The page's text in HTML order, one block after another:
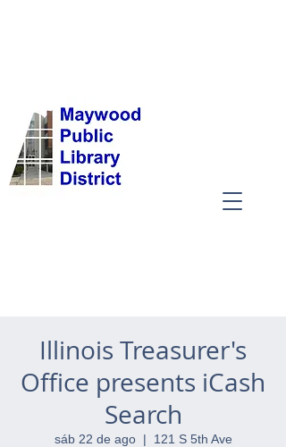
Illinois Treasurer's
Office presents iCash
Search
sáb 22 de ago
  |
121 S 5th Ave